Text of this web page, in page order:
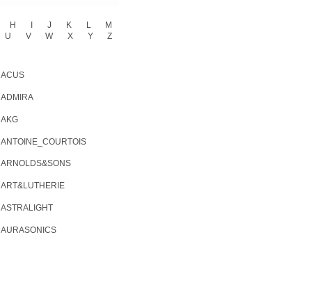
ACUS
ADMIRA
AKG
ANTOINE_COURTOIS
ARNOLDS&SONS
ART&LUTHERIE
ASTRALIGHT
AURASONICS
H J K L
M
U V W X Y
Z